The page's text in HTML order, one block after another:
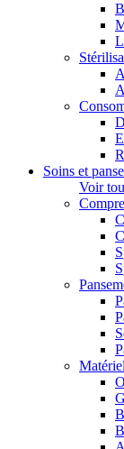
Soins et
Voir